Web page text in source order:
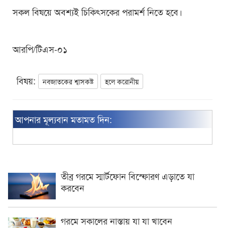
সকল বিষয়ে অবশ্যই চিকিৎসকের পরামর্শ নিতে হবে।
আরপি/টিএস-০১
বিষয়: নবজাতকের শ্বাসকষ্ট হলে করোনীয়
আপনার মূল্যবান মতামত দিন:
তীব্র গরমে স্মার্টফোন বিস্ফোরণ এড়াতে যা
করবেন
গরমে সকালের নাস্তায় যা যা খাবেন